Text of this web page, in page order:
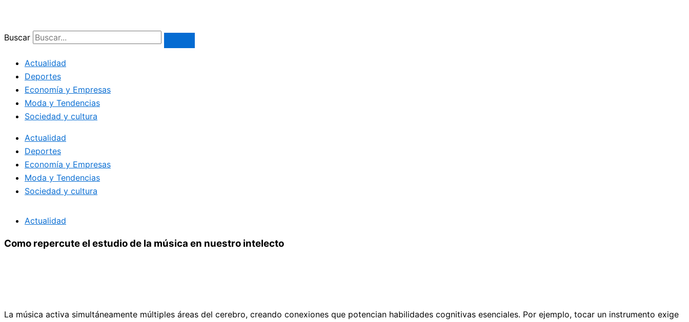
contenido
Buscar
Actualidad
Deportes
Economía y Empresas
Moda y Tendencias
Sociedad y cultura
Actualidad
Deportes
Economía y Empresas
Moda y Tendencias
Sociedad y cultura
Actualidad
Como repercute el estudio de la música en nuestro intelecto
La música activa simultáneamente múltiples áreas del cerebro, creando conexiones que potencian habilidades cognitivas esenciales. Por ejemplo, tocar un instrumento exige